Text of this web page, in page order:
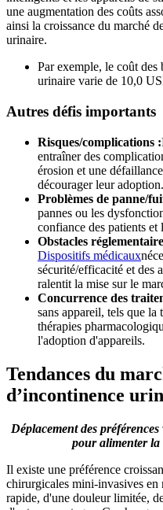
une augmentation des coûts
ainsi la croissance du marché
urinaire.
Par exemple, le coût
urinaire varie de 10,0
Autres défis importants
Risques/complications :
entraîner des
érosion et une
décourager leur adoption.
Problèmes de panne/
pannes ou les
confiance des patients
Obstacles
Dispositifs médicaux
sécurité/efficacité et des
ralentit la mise sur le
Concurrence des
sans appareil, tels que la
thérapies
l'adoption d'appareils.
Tendances du
d’incontinence
Déplacement des
pour alimenter la
Il existe une préférence
chirurgicales mini-invasives en
rapide, d'une douleur limitée,